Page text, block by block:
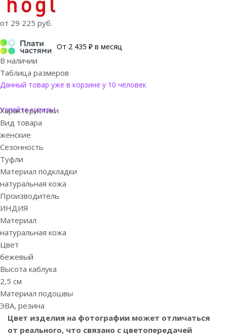
от 29 225 руб.
От 2 435 ₽ в месяц
В наличии
Таблица размеров
Данный товар уже в корзине у 10 человек
Успейте купить!
Характеристики
Вид товара
женские
Сезонность
Туфли
Материал подкладки
натуральная кожа
Производитель
ИНДИЯ
Материал
натуральная кожа
Цвет
бежевый
Высота каблука
2,5 см
Материал подошвы
ЭВА, резина
Цвет изделия на фотографии может отличаться
от реального, что связано с цветопередачей